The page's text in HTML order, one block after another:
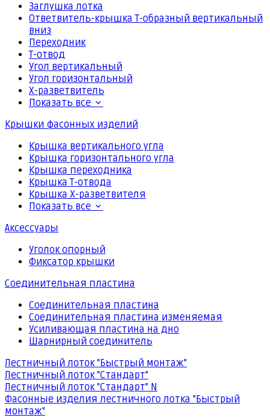
Заглушка лотка
Ответвитель-крышка Т-образный вертикальный
вниз
Переходник
Т-отвод
Угол вертикальный
Угол горизонтальный
Х-разветвитель
Показать все
Крышки фасонных изделий
Крышка вертикального угла
Крышка горизонтального угла
Крышка переходника
Крышка Т-отвода
Крышка Х-разветвителя
Показать все
Аксессуары
Уголок опорный
Фиксатор крышки
Соединительная пластина
Соединительная пластина
Соединительная пластина изменяемая
Усиливающая пластина на дно
Шарнирный соединитель
Лестничный лоток "Быстрый монтаж"
Лестничный лоток "Стандарт"
Лестничный лоток "Стандарт" N
Фасонные изделия лестничного лотка "Быстрый
монтаж"